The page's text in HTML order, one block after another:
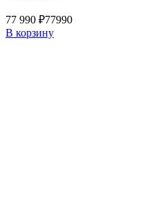
77 990 ₽77990
В корзину